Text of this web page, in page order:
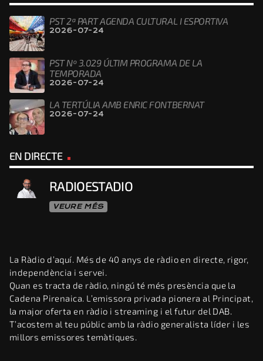
PST 2ª PART AGENDA CULTURAL I ESPORTIVA
2026-07-24
PST Nº 3.029 ÚLTIM PROGRAMA DE LA
TEMPORADA
2026-07-24
LA TERTÚLIA AMB ENRIC FONTBERNAT
2026-07-24
EN DIRECTE
RADIOESTADIO
VEURE MÉS
La Ràdio d’aquí. Més de 40 anys de ràdio en directe, rigor,
independència i servei.
Quan es tracta de ràdio, ningú té més presència que la
Cadena Pirenaica. L’emissora privada pionera al Principat,
la major oferta en ràdio i streaming i el futur del DAB.
T’acostem al teu públic amb la ràdio generalista líder i les
millors emissores temàtiques.